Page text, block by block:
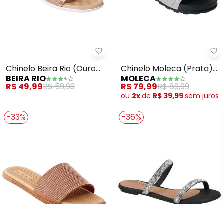
Beira Rio - Chinelo Beira Rio
Chinelo Beira Rio (Ouro
Rosado) em Sintetico
BEIRA RIO
R$ 49,99R$ 59,99
Chinelo Moleca (Prata)
em Sintetico
MOLECA
R$ 79,99R$ 89,99
ou 2xde R$ 39,99sem juros
-33% -36%